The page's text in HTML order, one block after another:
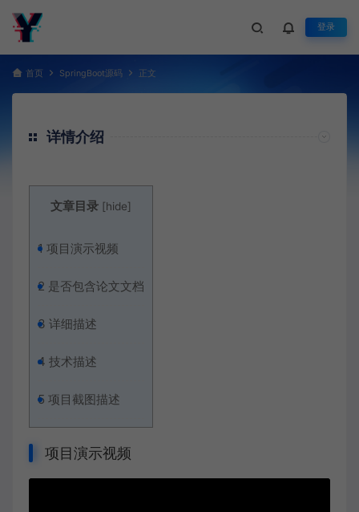
登录
首页 SpringBoot源码 正文
详情介绍
文章目录 [hide]
1 项目演示视频
2 是否包含论文文档
3 详细描述
4 技术描述
5 项目截图描述
项目演示视频